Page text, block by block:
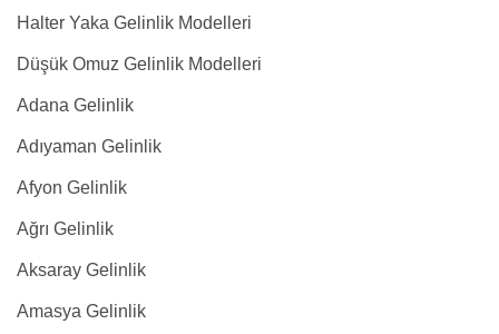
Halter Yaka Gelinlik Modelleri
Düşük Omuz Gelinlik Modelleri
Adana Gelinlik
Adıyaman Gelinlik
Afyon Gelinlik
Ağrı Gelinlik
Aksaray Gelinlik
Amasya Gelinlik